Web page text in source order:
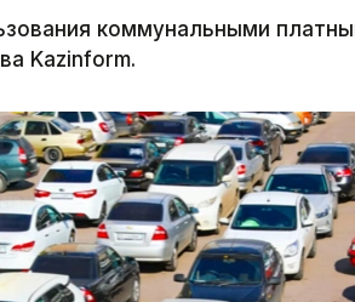
коммунальными
Kazinform.